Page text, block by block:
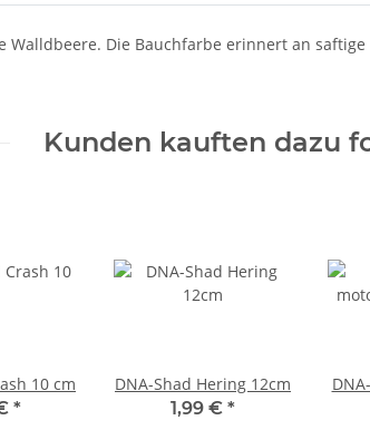
Walldbeere. Die Bauchfarbe erinnert an
Kunden kauften dazu
10 cm
*
DNA-Shad Hering 12cm
1,99 € *